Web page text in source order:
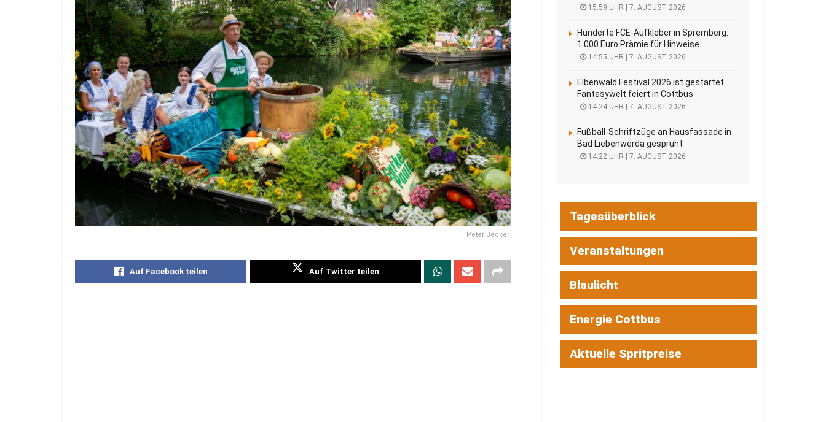
Peter Becker
Auf Facebook teilen Auf Twitter teilen
15:59 UHR | 7. AUGUST 2026
Hunderte FCE-Aufkleber in Spremberg:
1.000 Euro Prämie für Hinweise
14:55 UHR | 7. AUGUST 2026
Elbenwald Festival 2026 ist gestartet:
Fantasywelt feiert in Cottbus
14:24 UHR | 7. AUGUST 2026
Fußball-Schriftzüge an Hausfassade in
Bad Liebenwerda gesprüht
14:22 UHR | 7. AUGUST 2026
Tagesüberblick
Veranstaltungen
Blaulicht
Energie Cottbus
Aktuelle Spritpreise